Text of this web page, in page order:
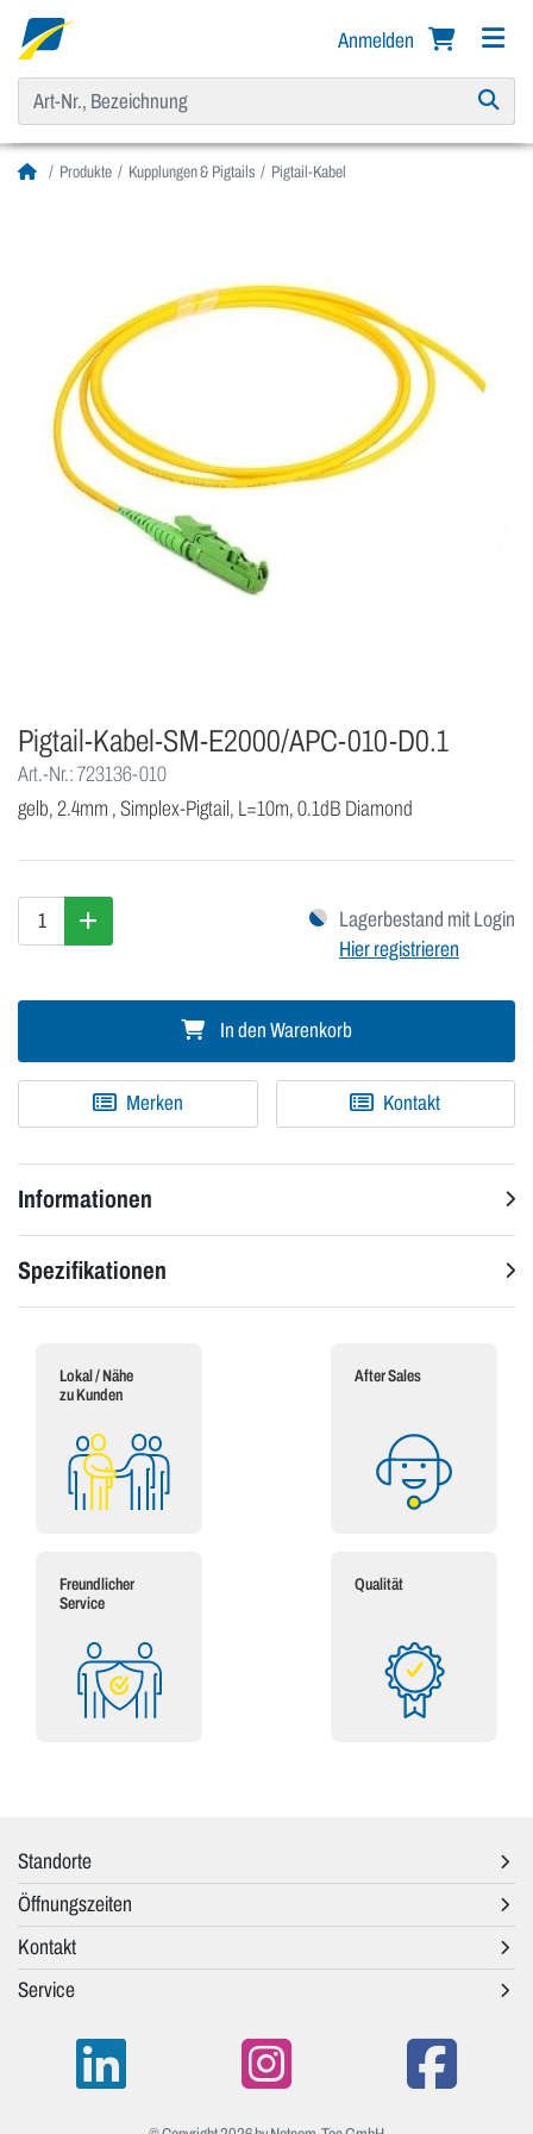
Anmelden
Produkte Kupplungen & Pigtails Pigtail-Kabel
Pigtail-Kabel-SM-E2000/APC-010-D0.1
Art.-Nr.: 723136-010
gelb, 2.4mm , Simplex-Pigtail, L=10m, 0.1dB Diamond
Lagerbestand mit Login
Hier registrieren
In den Warenkorb
Merken Kontakt
Informationen
Spezifikationen
Lokal / Nähe
zu Kunden
After Sales
Freundlicher
Service
Qualität
Standorte
Öffnungszeiten
Kontakt
Service